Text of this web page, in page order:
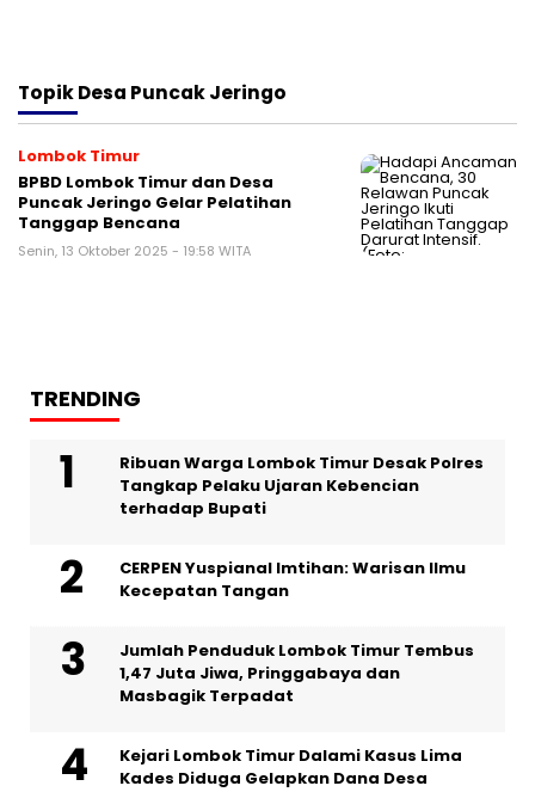
TopikDesa Puncak Jeringo
Lombok Timur
BPBD Lombok Timur dan Desa
Puncak Jeringo Gelar Pelatihan
Tanggap Bencana
Senin, 13 Oktober 2025 - 19:58 WITA
TRENDING
Ribuan Warga Lombok Timur Desak Polres
Tangkap Pelaku Ujaran Kebencian
terhadap Bupati
CERPEN Yuspianal Imtihan: Warisan Ilmu
Kecepatan Tangan
Jumlah Penduduk Lombok Timur Tembus
1,47 Juta Jiwa, Pringgabaya dan
Masbagik Terpadat
Kejari Lombok Timur Dalami Kasus Lima
Kades Diduga Gelapkan Dana Desa